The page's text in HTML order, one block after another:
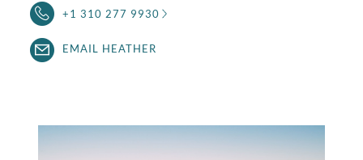
+1 310 277 9930
EMAIL HEATHER